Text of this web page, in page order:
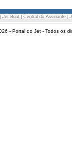
Jet Boat Central do Assinante
- Portal do Jet - Todos os